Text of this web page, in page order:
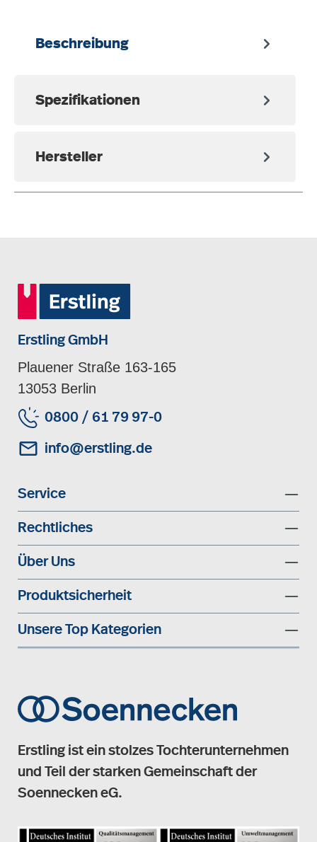
Beschreibung
Spezifikationen
Hersteller
Erstling GmbH
Plauener Straße 163-165
13053 Berlin
0800 / 61 79 97-0
info@erstling.de
Service
Rechtliches
Über Uns
Produktsicherheit
Unsere Top Kategorien
Erstling ist ein stolzes Tochterunternehmen
und Teil der starken Gemeinschaft der
Soennecken eG.